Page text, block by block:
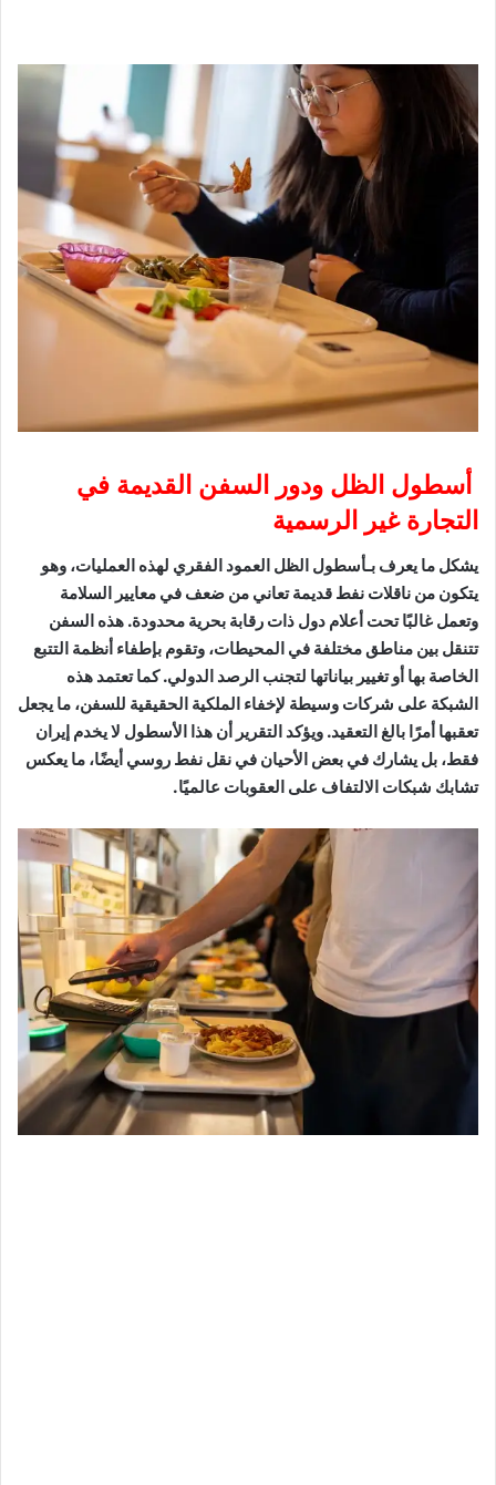
أسطول الظل ودور السفن القديمة في
التجارة غير الرسمية
يشكل ما يعرف بـأسطول الظل العمود الفقري لهذه العمليات، وهو
يتكون من ناقلات نفط قديمة تعاني من ضعف في معايير السلامة
وتعمل غالبًا تحت أعلام دول ذات رقابة بحرية محدودة. هذه السفن
تتنقل بين مناطق مختلفة في المحيطات، وتقوم بإطفاء أنظمة التتبع
الخاصة بها أو تغيير بياناتها لتجنب الرصد الدولي. كما تعتمد هذه
الشبكة على شركات وسيطة لإخفاء الملكية الحقيقية للسفن، ما يجعل
تعقبها أمرًا بالغ التعقيد. ويؤكد التقرير أن هذا الأسطول لا يخدم إيران
فقط، بل يشارك في بعض الأحيان في نقل نفط روسي أيضًا، ما يعكس
تشابك شبكات الالتفاف على العقوبات عالميًا.